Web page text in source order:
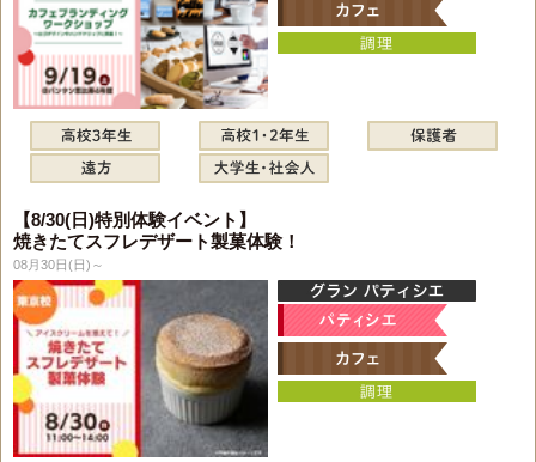
【8/30(日)特別体験イベント】
焼きたてスフレデザート製菓体験！
08月30日(日)～